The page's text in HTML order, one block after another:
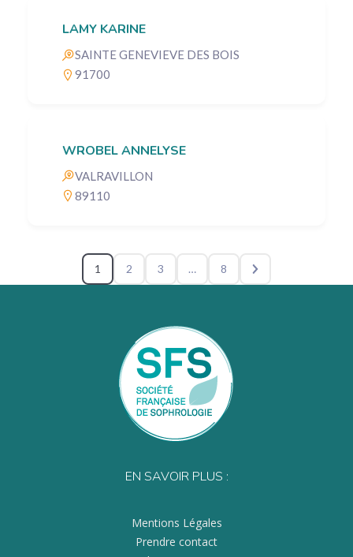
LAMY KARINE
SAINTE GENEVIEVE DES BOIS
91700
WROBEL ANNELYSE
VALRAVILLON
89110
1 2 3 … 8
EN SAVOIR PLUS :
Mentions Légales
Prendre contact